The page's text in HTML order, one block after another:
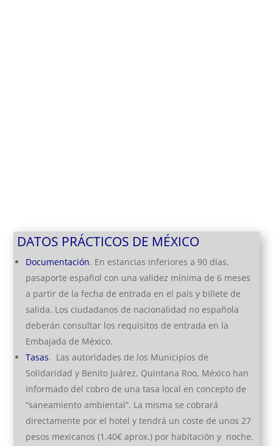
DATOS PRÁCTICOS DE MÉXICO
Documentación. En estancias inferiores a 90 días,
pasaporte español con una validez mínima de 6 meses
a partir de la fecha de entrada en el país y billete de
salida. Los ciudadanos de nacionalidad no española
deberán consultar los requisitos de entrada en la
Embajada de México.
Tasas. Las autoridades de los Municipios de
Solidaridad y Benito Juárez, Quintana Roo, México han
informado del cobro de una tasa local en concepto de
“saneamiento ambiental”. La misma se cobrará
directamente por el hotel y tendrá un coste de unos 27
pesos mexicanos (1,40€ aprox.) por habitación y noche.